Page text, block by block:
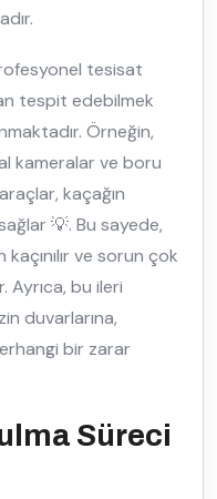
tesisat
tespit edebilmek
Örneğin,
kameralar ve boru
kaçağın
💡. Bu sayede,
ve sorun çok
Ayrıca, bu ileri
duvarlarına,
bir zarar
Süreci